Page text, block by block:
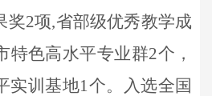
奖2项,省部级优秀教学成
特色高水平专业群2个，
实训基地1个。
入选全国